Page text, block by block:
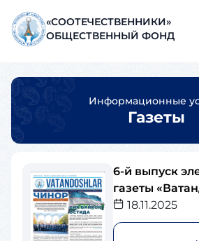
«СООТЕЧЕСТВЕННИКИ»
ОБЩЕСТВЕННЫЙ ФОНД
Информационные
Газеты
6-й выпуск
газеты
18.11.2025